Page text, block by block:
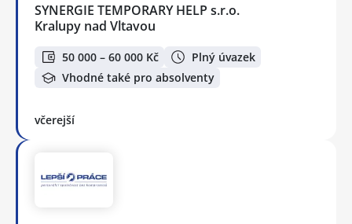
SYNERGIE TEMPORARY HELP s.r.o.
Kralupy nad Vltavou
50 000 – 60 000 Kč
Plný úvazek
Vhodné také pro absolventy
včerejší